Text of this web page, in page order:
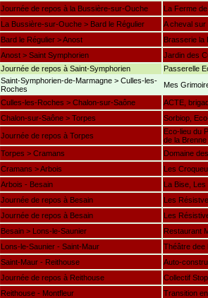
Journée de repos à la Bussière-sur-Ouche
La Ferme
La Bussière-sur-Ouche > Bard le Régulier
A cheval sur
Bard le Régulier > Anost
Brasserie la
Anost > Saint Symphorien
Jardin des
Journée de repos à Saint-Symphorien
Passerelle
Saint-Symphorien-de-Marmagne > Culles-les-
Roches
Mes
Culles-les-Roches > Chalon-sur-Saône
ACTE,
Chalon-sur-Saône > Torpes Sorbiop,
Journée de repos à Torpes
Eco-lieu du
de la Brenne
Torpes > Cramans
Domaine
Cramans > Arbois
Les
Arbois - Besain
La Bise,
Journée de repos à Besain
Les
Journée de repos à Besain
Les
Besain > Lons-le-Saunier
Restaurant
Lons-le-Saunier - Saint-Maur
Théâtre dee
Saint-Maur - Reithouse
Auto-
Journée de repos à Reithouse
Collectif
Reithouse - Montfleur
Transition